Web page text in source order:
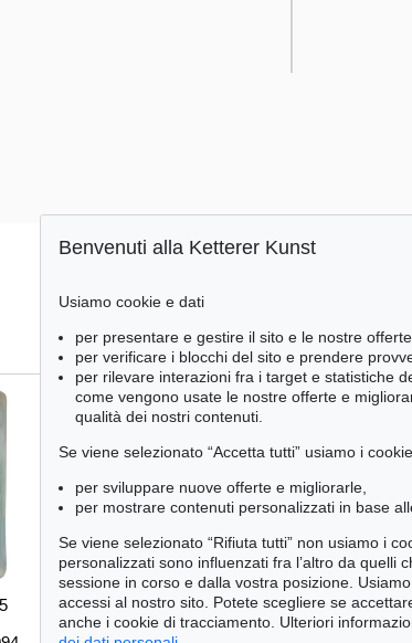
Auction 560 - Lot 34
G. GRAUBNER
Auction 550 - Lot 6
G. GRAUBNER
Benvenuti alla Ketterer Kunst
Usiamo cookie e dati
per presentare e gestire il sito e le nostre offerte,
per verificare i blocchi del sito e prendere
per rilevare interazioni fra i target e statistiche
come vengono usate le nostre offerte e
qualità dei nostri contenuti.
Se viene selezionato “Accetta tutti” usiamo i
per sviluppare nuove offerte e migliorarle,
per mostrare contenuti personalizzati in base
Se viene selezionato “Rifiuta tutti” non usiamo i
personalizzati sono influenzati fra l’altro da quelli
sessione in corso e dalla vostra posizione.
accessi al nostro sito. Potete scegliere se
anche i cookie di tracciamento. Ulteriori